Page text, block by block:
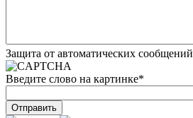
Защита от автоматических сообщений
Введите слово на картинке*